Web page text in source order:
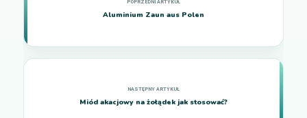
Aluminium Zaun aus Polen
Miód akacjowy na żołądek jak stosować?